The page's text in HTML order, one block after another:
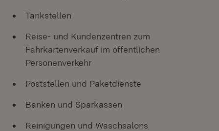
Tankstellen
Reise- und Kundenzentren zum
Fahrkartenverkauf im öffentlichen
Personenverkehr
Poststellen und Paketdienste
Banken und Sparkassen
Reinigungen und Waschsalons